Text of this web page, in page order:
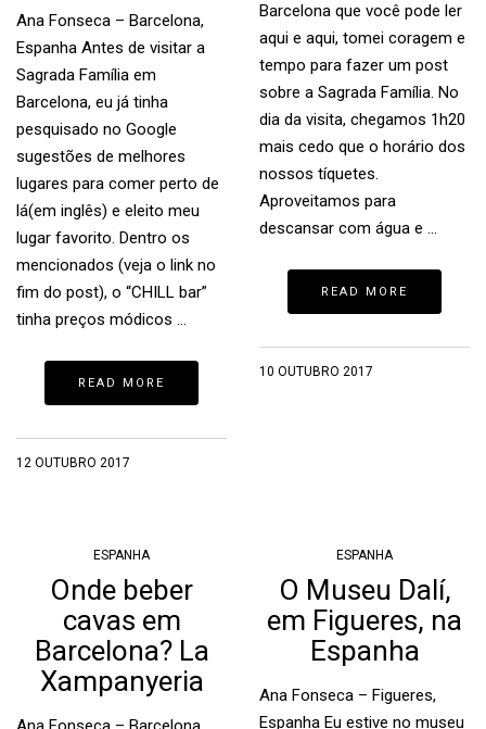
Ana Fonseca – Barcelona,
Espanha Antes de visitar a
Sagrada Família em
Barcelona, eu já tinha
pesquisado no Google
sugestões de melhores
lugares para comer perto de
lá(em inglês) e eleito meu
lugar favorito. Dentro os
mencionados (veja o link no
fim do post), o “CHILL bar”
tinha preços módicos …
READ MORE
12 OUTUBRO 2017
Barcelona que você pode ler
aqui e aqui, tomei coragem e
tempo para fazer um post
sobre a Sagrada Família. No
dia da visita, chegamos 1h20
mais cedo que o horário dos
nossos tíquetes.
Aproveitamos para
descansar com água e …
READ MORE
10 OUTUBRO 2017
ESPANHA
Onde beber
cavas em
Barcelona? La
Xampanyeria
ESPANHA
O Museu Dalí,
em Figueres, na
Espanha
Ana Fonseca – Figueres,
Espanha Eu estive no museu